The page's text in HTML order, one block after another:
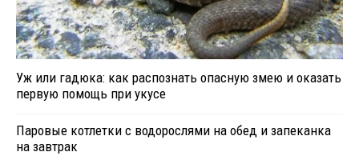
Уж или гадюка: как распознать опасную змею и оказать
первую помощь при укусе
Паровые котлетки с водорослями на обед и запеканка
на завтрак